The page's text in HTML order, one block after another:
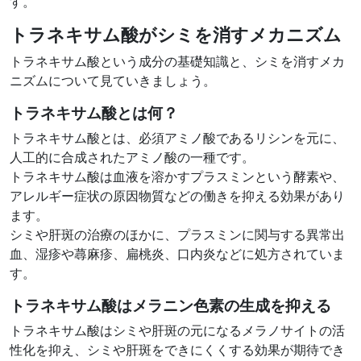
トラネキサム酸がシミを消すメカニズム
トラネキサム酸という成分の基礎知識と、シミを消すメカ
ニズムについて見ていきましょう。
トラネキサム酸とは何？
トラネキサム酸とは、必須アミノ酸であるリシンを元に、
人工的に合成されたアミノ酸の一種です。
トラネキサム酸は血液を溶かすプラスミンという酵素や、
アレルギー症状の原因物質などの働きを抑える効果があり
ます。
シミや肝斑の治療のほかに、プラスミンに関与する異常出
血、湿疹や蕁麻疹、扁桃炎、口内炎などに処方されていま
す。
トラネキサム酸はメラニン色素の生成を抑える
トラネキサム酸はシミや肝斑の元になるメラノサイトの活
性化を抑え、シミや肝斑をできにくくする効果が期待でき